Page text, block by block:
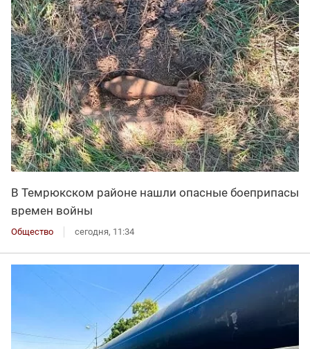
В Темрюкском районе нашли опасные боеприпасы
времен войны
Общество сегодня, 11:34